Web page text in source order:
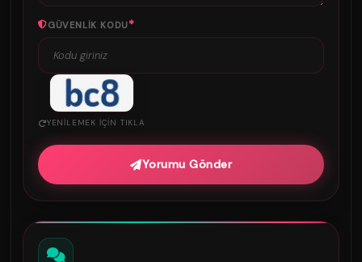
GÜVENLIK KODU*
YENILEMEK IÇIN TIKLA
Yorumu Gönder